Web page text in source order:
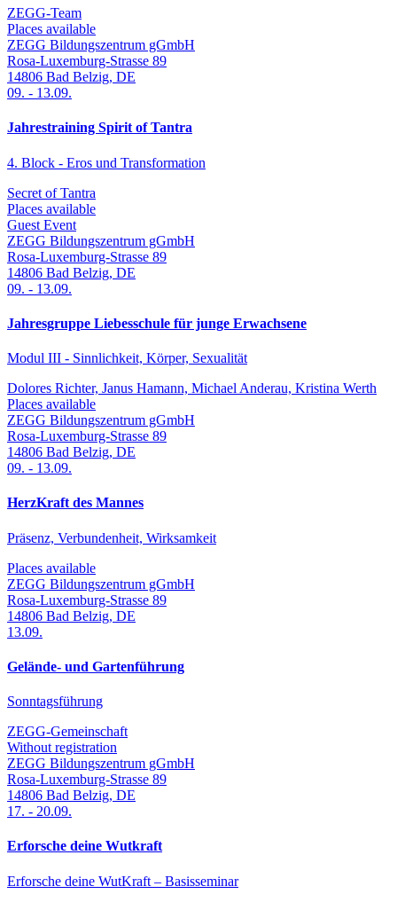
ZEGG-Team
Places available
ZEGG Bildungszentrum gGmbH
Rosa-Luxemburg-Strasse 89
14806 Bad Belzig, DE
09. - 13.09.
Jahrestraining Spirit of Tantra
4. Block - Eros und Transformation
Secret of Tantra
Places available
Guest Event
ZEGG Bildungszentrum gGmbH
Rosa-Luxemburg-Strasse 89
14806 Bad Belzig, DE
09. - 13.09.
Jahresgruppe Liebesschule für junge Erwachsene
Modul III - Sinnlichkeit, Körper, Sexualität
Dolores Richter, Janus Hamann, Michael Anderau, Kristina Werth
Places available
ZEGG Bildungszentrum gGmbH
Rosa-Luxemburg-Strasse 89
14806 Bad Belzig, DE
09. - 13.09.
HerzKraft des Mannes
Präsenz, Verbundenheit, Wirksamkeit
Places available
ZEGG Bildungszentrum gGmbH
Rosa-Luxemburg-Strasse 89
14806 Bad Belzig, DE
13.09.
Gelände- und Gartenführung
Sonntagsführung
ZEGG-Gemeinschaft
Without registration
ZEGG Bildungszentrum gGmbH
Rosa-Luxemburg-Strasse 89
14806 Bad Belzig, DE
17. - 20.09.
Erforsche deine Wutkraft
Erforsche deine WutKraft – Basisseminar